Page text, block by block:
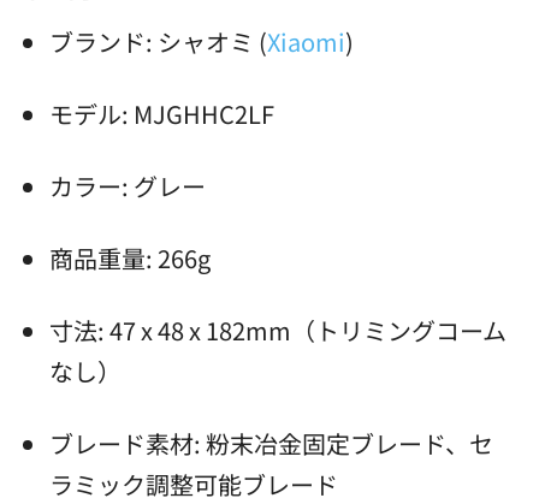
ブランド: シャオミ (Xiaomi)
モデル: MJGHHC2LF
カラー: グレー
商品重量: 266g
寸法: 47 x 48 x 182mm（トリミングコーム
なし）
ブレード素材: 粉末冶金固定ブレード、セ
ラミック調整可能ブレード